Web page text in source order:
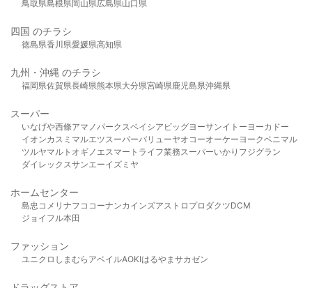
鳥取県島根県岡山県広島県山口県
四国 のチラシ
徳島県香川県愛媛県高知県
九州・沖縄 のチラシ
福岡県佐賀県長崎県熊本県大分県宮崎県鹿児島県沖縄県
スーパー
いなげや西條アマノパークスベイシア ビッグヨーサンイトーヨーカドー
イオンカスミ マルエツスーパーバリューヤオコーオーケー ヨークベニマル
ツルヤマルト オギノ エスマート ライフ業務スーパーいかり フジグラン
ダイレックスサンエーイズミヤ
ホームセンター
島忠 コメリ ナフコ コーナンカインズアストロプロダクツDCM
ジョイフル本田
ファッション
ユニクロ しまむら アベイルAOKIはるやま サカゼン